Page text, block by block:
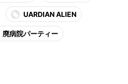
UARDIAN ALIEN
廃病院パーティー